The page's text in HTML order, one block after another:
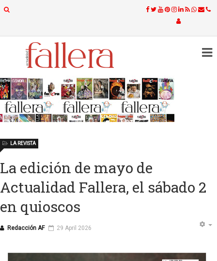
La edición de mayo de
Actualidad Fallera, el sábado 2
en quioscos
Redacción AF
LA REVISTA
29 April 2026